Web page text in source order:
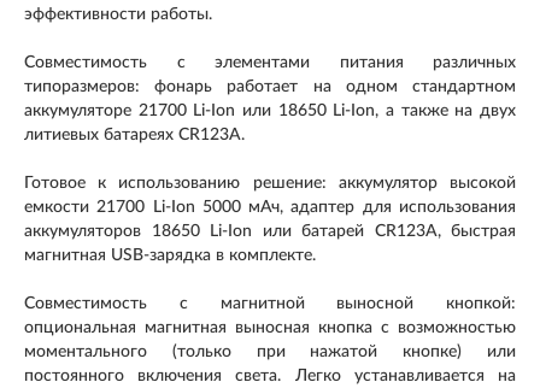
эффективности работы.
Совместимость с элементами питания различных
типоразмеров: фонарь работает на одном стандартном
аккумуляторе 21700 Li-Ion или 18650 Li-Ion, а также на двух
литиевых батареях CR123A.
Готовое к использованию решение: аккумулятор высокой
емкости 21700 Li-Ion 5000 мАч, адаптер для использования
аккумуляторов 18650 Li-Ion или батарей CR123A, быстрая
магнитная USB-зарядка в комплекте.
Совместимость с магнитной выносной кнопкой:
опциональная магнитная выносная кнопка с возможностью
моментального (только при нажатой кнопке) или
постоянного включения света. Легко устанавливается на